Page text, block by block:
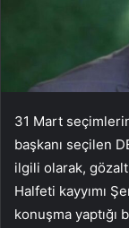
31 Mart
başkanı seçilen
ilgili olarak,
Halfeti kayyımı
konuşma yaptığı